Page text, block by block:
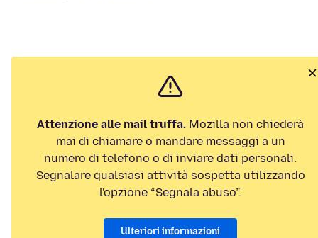
Attenzione alle mail truffa. Mozilla non chiederà
mai di chiamare o mandare messaggi a un
numero di telefono o di inviare dati personali.
Segnalare qualsiasi attività sospetta utilizzando
l'opzione “Segnala abuso”.
Ulteriori informazioni